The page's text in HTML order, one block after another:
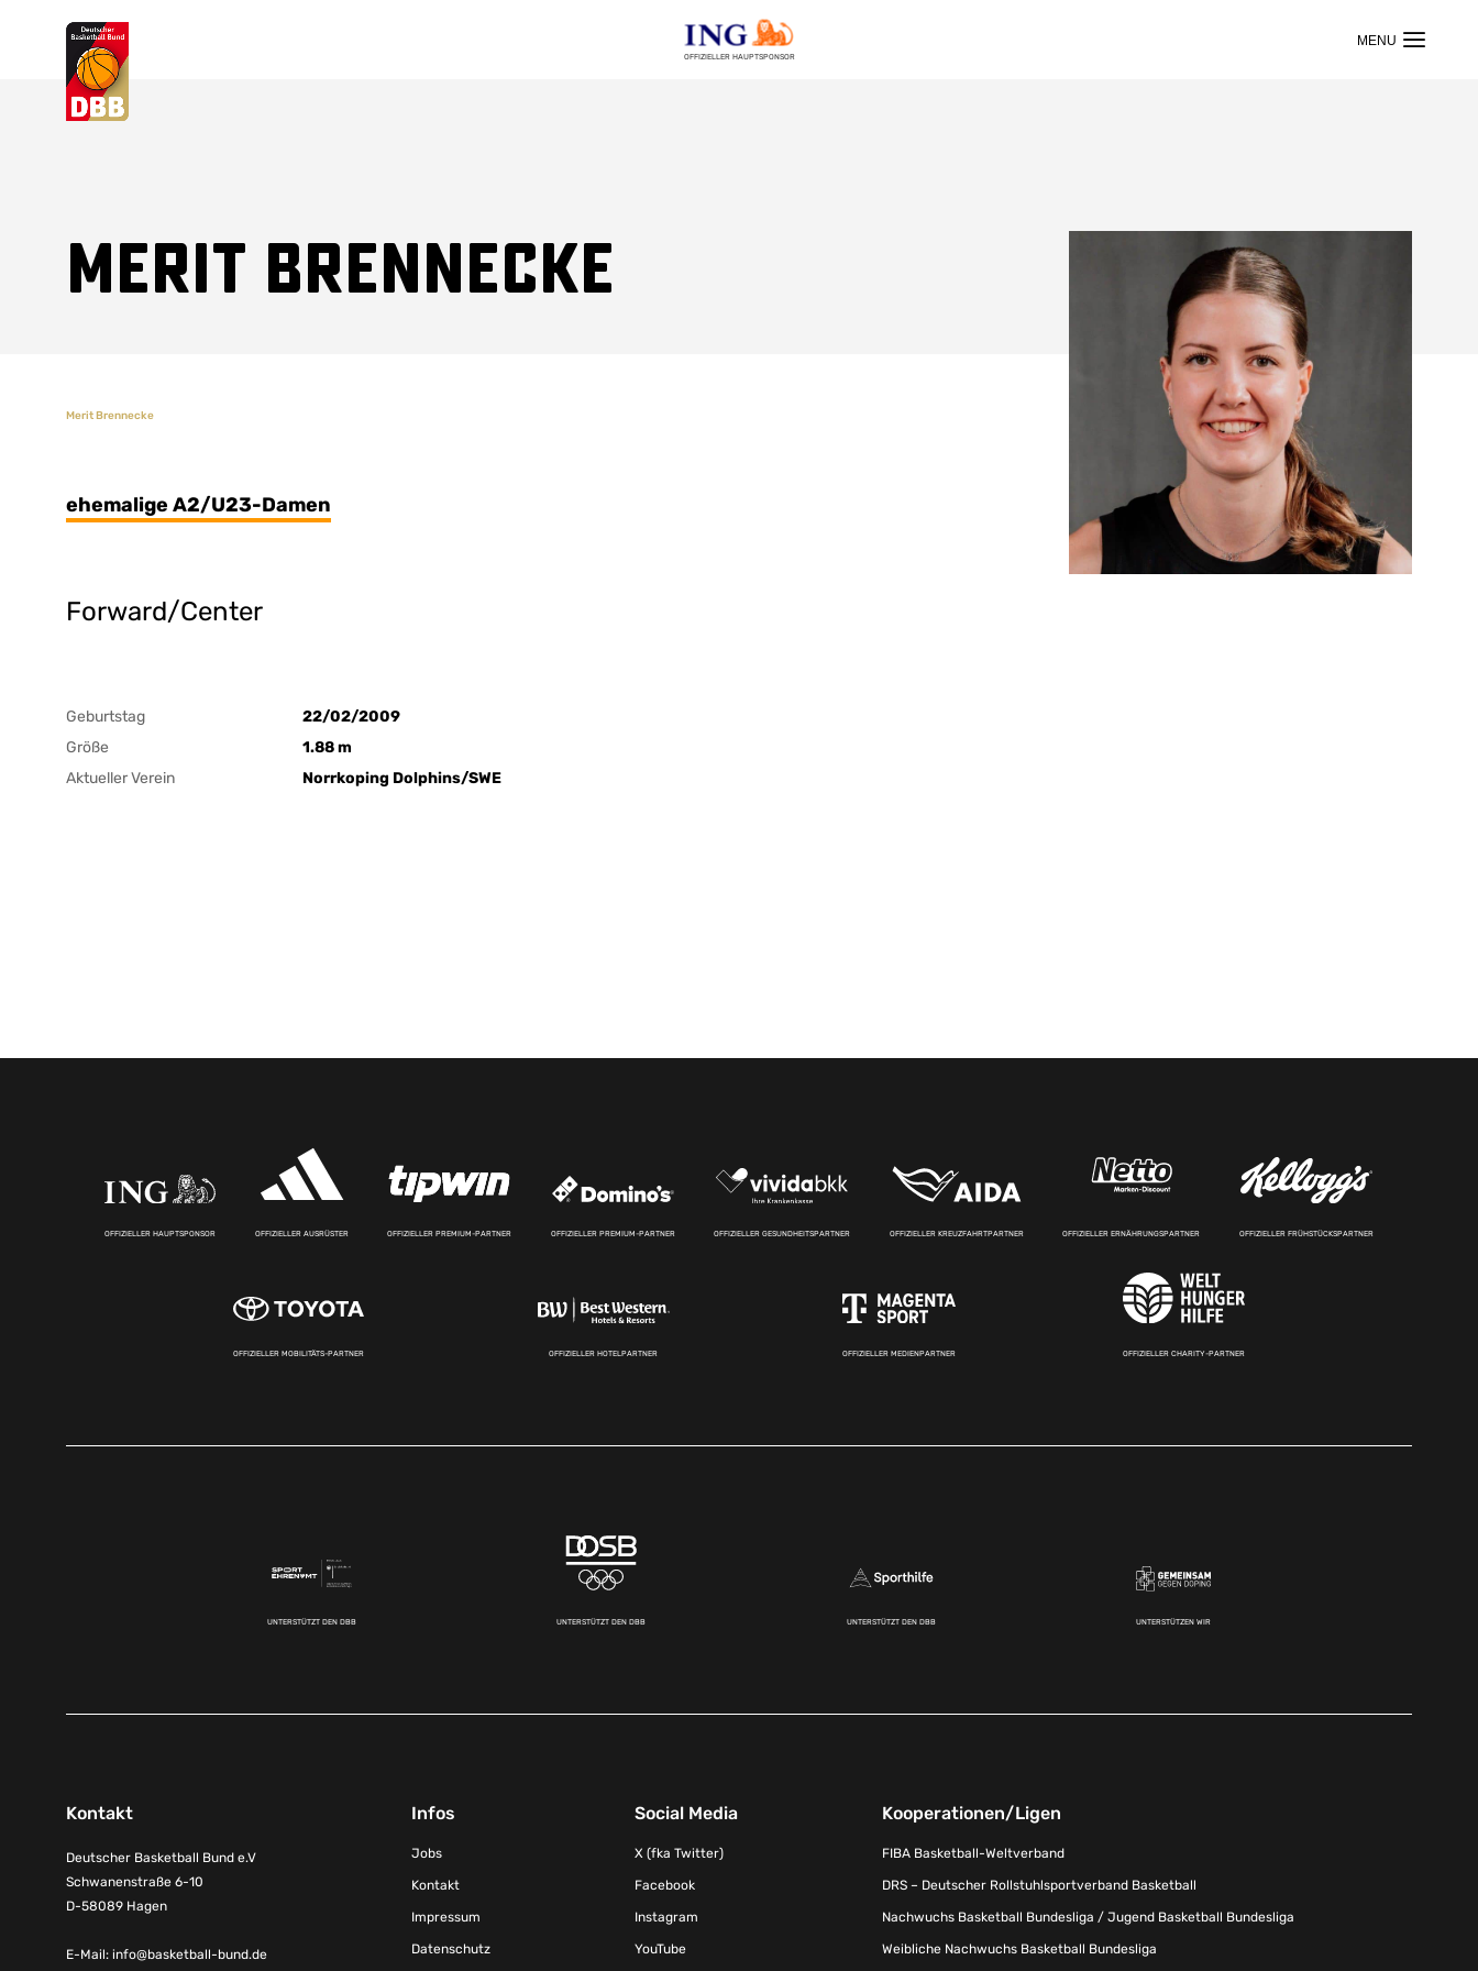
OFFIZIELLER HAUPTSPONSOR
Suchvorschläge
Merit Brennecke
Merit Brennecke
ehemalige A2/U23-Damen
Forward/Center
Geburtstag
22/02/2009
Größe
1.88 m
Aktueller Verein
Norrkoping Dolphins/SWE
OFFIZIELLER HAUPTSPONSOR OFFIZIELLER AUSRÜSTER OFFIZIELLER PREMIUM-PARTNER OFFIZIELLER PREMIUM-PARTNER OFFIZIELLER GESUNDHEITSPARTNER OFFIZIELLER KREUZFAHRTPARTNER OFFIZIELLER ERNÄHRUNGSPARTNER OFFIZIELLER FRÜHSTÜCKSPARTNER
OFFIZIELLER MOBILITÄTS-PARTNER OFFIZIELLER HOTELPARTNER OFFIZIELLER MEDIENPARTNER OFFIZIELLER CHARITY-PARTNER
UNTERSTÜTZT DEN DBB UNTERSTÜTZT DEN DBB UNTERSTÜTZT DEN DBB UNTERSTÜTZEN WIR
Kontakt
Deutscher Basketball Bund e.V
Schwanenstraße 6-10
D-58089 Hagen
E-Mail: info@basketball-bund.de
Infos
Jobs
Kontakt
Impressum
Datenschutz
Social Media
X (fka Twitter)
Facebook
Instagram
YouTube
Kooperationen/Ligen
FIBA Basketball-Weltverband
DRS – Deutscher Rollstuhlsportverband Basketball
Nachwuchs Basketball Bundesliga / Jugend Basketball Bundesliga
Weibliche Nachwuchs Basketball Bundesliga